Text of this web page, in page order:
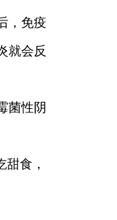
，免疫
就会反
菌性阴
食，